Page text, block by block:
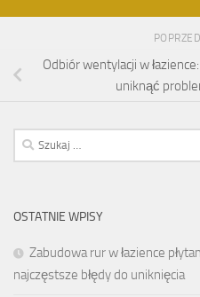
Odbiór wentylacji w
uniknąć
Szukaj:
OSTATNIE WPISY
Zabudowa rur w łazience
najczęstsze błędy do uniknięcia